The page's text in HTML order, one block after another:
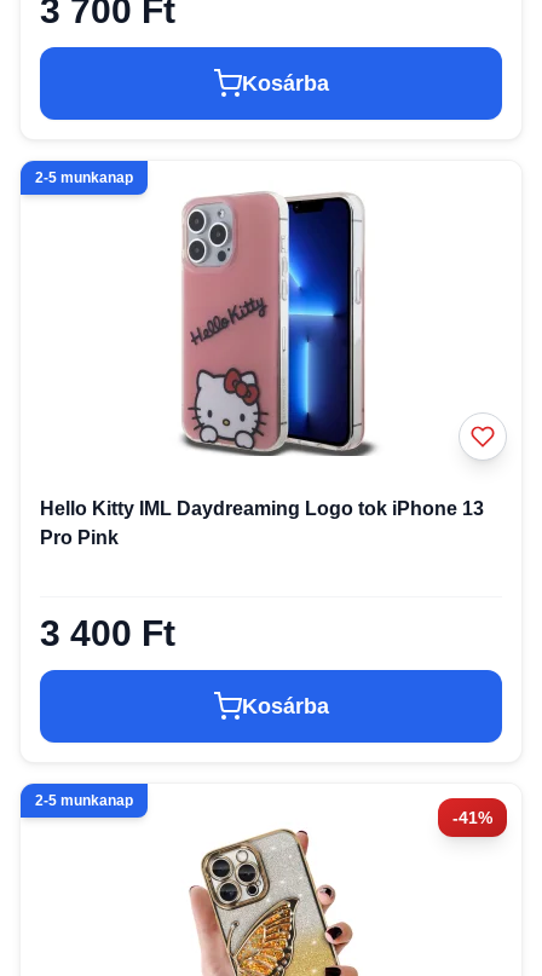
3 700 Ft
Kosárba
2-5 munkanap
Hello Kitty IML Daydreaming Logo tok iPhone 13
Pro Pink
3 400 Ft
Kosárba
-41%
2-5 munkanap